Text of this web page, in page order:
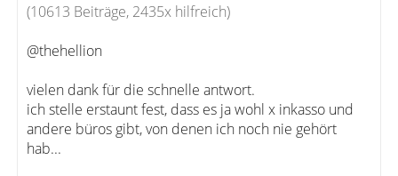
(10613 Beiträge, 2435x hilfreich)
@thehellion
vielen dank für die schnelle antwort.
ich stelle erstaunt fest, dass es ja wohl x inkasso und
andere büros gibt, von denen ich noch nie gehört
hab...